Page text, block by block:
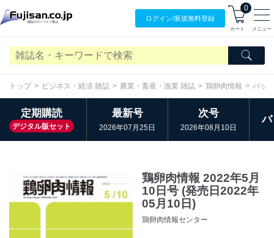
ログイン/新規無料登録
0
カート メニュー
トップ ビジネス・経済 雑誌 農業・畜産・漁業 雑誌 鶏卵肉情報 バッ
定期購読
デジタル版セット
最新号
2026年07月25日
次号
2026年08月10日
鶏卵肉情報 2022年5月
10日号 (発売日2022年
05月10日)
鶏卵肉情報センター